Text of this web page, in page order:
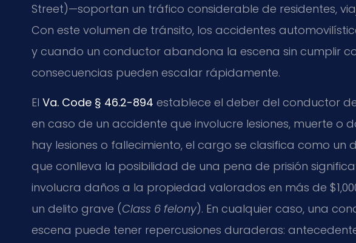
Street)—soportan un tráfico considerable de residentes,
Con este volumen de tránsito, los accidentes
y cuando un conductor abandona la escena sin cumplir
consecuencias pueden escalar rápidamente.
El Va. Code § 46.2-894 establece el deber del conductor
en caso de un accidente que involucre lesiones, muerte o
hay lesiones o fallecimiento, el cargo se clasifica como un
que conlleva la posibilidad de una pena de prisión
involucra daños a la propiedad valorados en más de
un delito grave (Class 6 felony). En cualquier caso, una
escena puede tener repercusiones duraderas: